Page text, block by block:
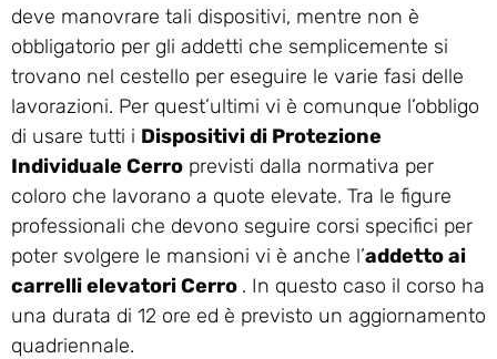
deve manovrare tali dispositivi, mentre non è
obbligatorio per gli addetti che semplicemente si
trovano nel cestello per eseguire le varie fasi delle
lavorazioni. Per quest’ultimi vi è comunque l’obbligo
di usare tutti i Dispositivi di Protezione
Individuale Cerro previsti dalla normativa per
coloro che lavorano a quote elevate. Tra le figure
professionali che devono seguire corsi specifici per
poter svolgere le mansioni vi è anche l’addetto ai
carrelli elevatori Cerro . In questo caso il corso ha
una durata di 12 ore ed è previsto un aggiornamento
quadriennale.